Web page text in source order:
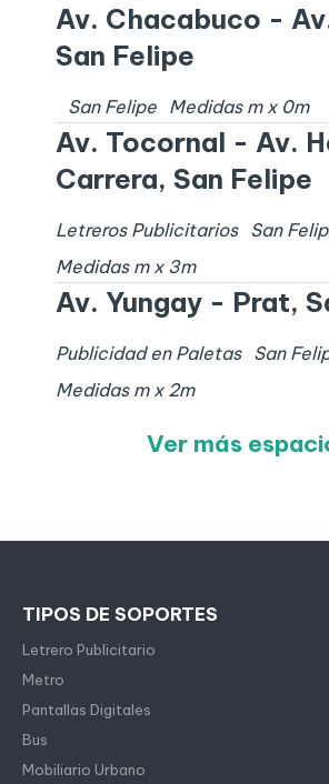
Av. Chacabuco -
San Felipe
San Felipe Medidas m x 0m
Av. Tocornal - Av.
Carrera, San Felipe
Letreros Publicitarios
San
Medidas m x 3m
Av. Yungay - Prat,
Publicidad en Paletas
San
Medidas m x 2m
Ver más
TIPOS DE SOPORTES
Letrero Publicitario
Metro
Pantallas Digitales
Bus
Mobiliario Urbano